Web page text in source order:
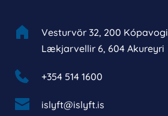
Vesturvör 32, 200 Kópavogi
Lækjarvellir 6, 604 Akureyri
+354 514 1600
islyft@islyft.is